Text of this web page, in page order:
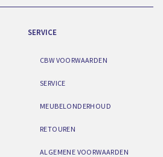
SERVICE
CBW VOORWAARDEN
SERVICE
MEUBELONDERHOUD
RETOUREN
ALGEMENE VOORWAARDEN